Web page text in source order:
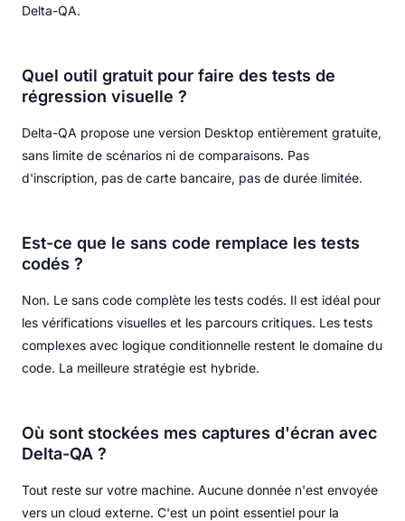
Delta-QA.
Quel outil gratuit pour faire des tests de
régression visuelle ?
Delta-QA propose une version Desktop entièrement gratuite,
sans limite de scénarios ni de comparaisons. Pas
d'inscription, pas de carte bancaire, pas de durée limitée.
Est-ce que le sans code remplace les tests
codés ?
Non. Le sans code complète les tests codés. Il est idéal pour
les vérifications visuelles et les parcours critiques. Les tests
complexes avec logique conditionnelle restent le domaine du
code. La meilleure stratégie est hybride.
Où sont stockées mes captures d'écran avec
Delta-QA ?
Tout reste sur votre machine. Aucune donnée n'est envoyée
vers un cloud externe. C'est un point essentiel pour la